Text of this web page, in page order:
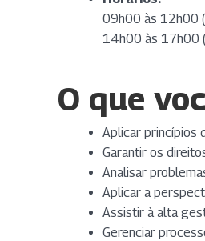
09h00 às 12h00
14h00 às 17h00
O que
Aplicar princípios
Garantir os
Analisar
Aplicar a
Assistir à alta
Gerenciar